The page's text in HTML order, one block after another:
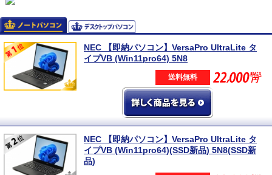
NEC 【即納パソコン】VersaPro UltraLite タ
イプVB (Win11pro64) 5N8
送料無料
NEC 【即納パソコン】VersaPro UltraLite タ
イプVB (Win11pro64)(SSD新品) 5N8(SSD新
品)